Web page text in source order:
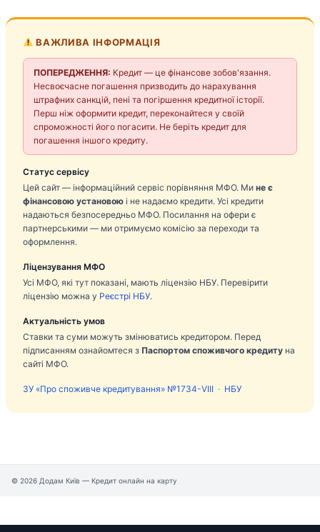
ВАЖЛИВА ІНФОРМАЦІЯ
ПОПЕРЕДЖЕННЯ: Кредит — це фінансове зобов'язання.
Несвоєчасне погашення призводить до нарахування
штрафних санкцій, пені та погіршення кредитної історії.
Перш ніж оформити кредит, переконайтеся у своїй
спроможності його погасити. Не беріть кредит для
погашення іншого кредиту.
Статус сервісу
Цей сайт — інформаційний сервіс порівняння МФО. Ми не є
фінансовою установою і не надаємо кредити. Усі кредити
надаються безпосередньо МФО. Посилання на офери є
партнерськими — ми отримуємо комісію за переходи та
оформлення.
Ліцензування МФО
Усі МФО, які тут показані, мають ліцензію НБУ. Перевірити
ліцензію можна у Реєстрі НБУ.
Актуальність умов
Ставки та суми можуть змінюватись кредитором. Перед
підписанням ознайомтеся з Паспортом споживчого кредиту на
сайті МФО.
ЗУ «Про споживче кредитування» №1734-VIII · НБУ
© 2026 Додам Київ — Кредит онлайн на карту